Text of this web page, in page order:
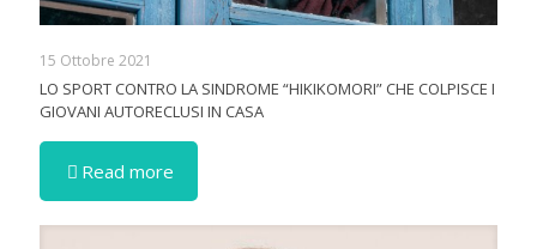
15 Ottobre 2021
LO SPORT CONTRO LA SINDROME “HIKIKOMORI” CHE COLPISCE I
GIOVANI AUTORECLUSI IN CASA
Read more